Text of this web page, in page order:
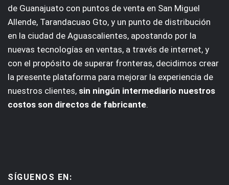
de Guanajuato con puntos de venta en San Miguel
Allende, Tarandacuao Gto, y un punto de distribución
en la ciudad de Aguascalientes, apostando por la
nuevas tecnologías en ventas, a través de internet, y
con el propósito de superar fronteras, decidimos crear
la presente plataforma para mejorar la experiencia de
nuestros clientes, sin ningún intermediario nuestros
costos son directos de fabricante.
SÍGUENOS EN: